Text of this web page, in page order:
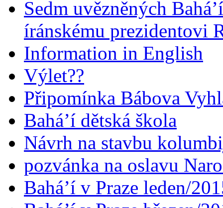
Sedm uvězněných
íránskému prezidentovi
Information in English
Výlet??
Připomínka Bábova
Bahá’í dětská škola
Návrh na stavbu
pozvánka na oslavu
Bahá’í v Praze leden/